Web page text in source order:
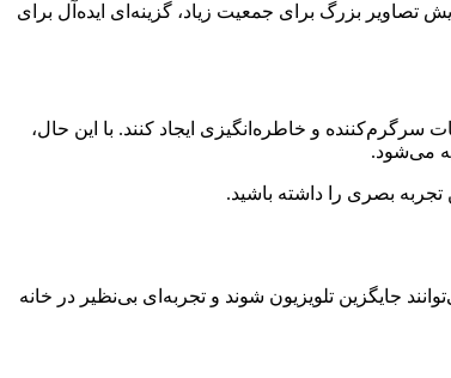
تصاویر بزرگ برای جمعیت زیاد، گزینه‌ای ایده‌آل برای
سرگرم‌کننده و خاطره‌انگیزی ایجاد کنند. با این حال،
می‌شود.
بصری را داشته باشید.
جایگزین تلویزیون شوند و تجربه‌ای بی‌نظیر در خانه